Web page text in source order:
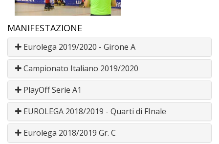
MANIFESTAZIONE
Eurolega 2019/2020 - Girone A
Campionato Italiano 2019/2020
PlayOff Serie A1
EUROLEGA 2018/2019 - Quarti di FInale
Eurolega 2018/2019 Gr. C